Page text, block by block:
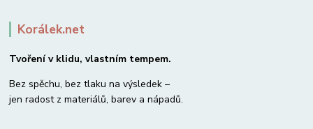
Korálek.net
Tvoření v klidu, vlastním tempem.
Bez spěchu, bez tlaku na výsledek –
jen radost z materiálů, barev a nápadů.